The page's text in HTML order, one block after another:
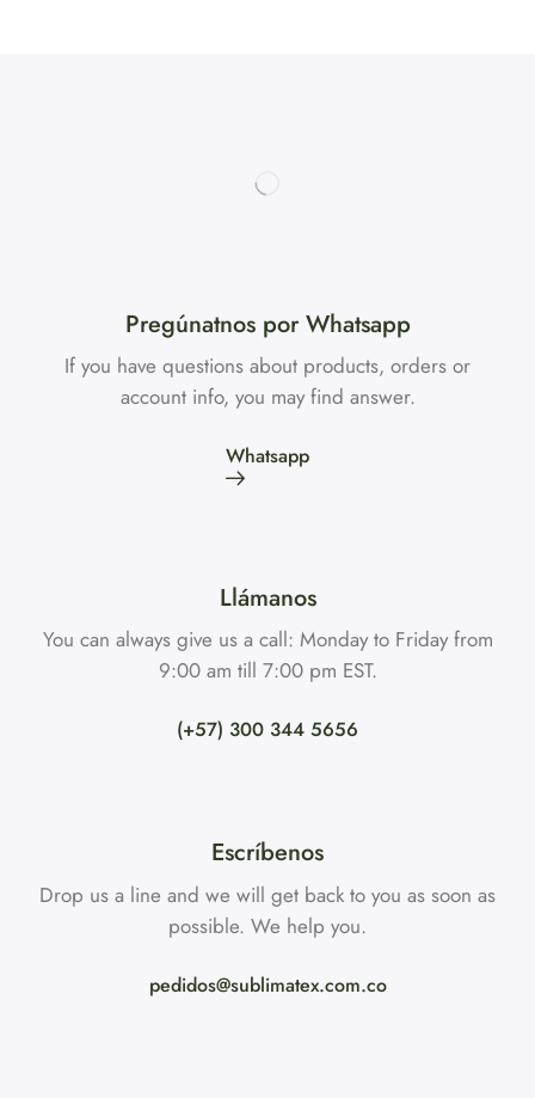
Pregúnatnos por Whatsapp
If you have questions about products, orders or
account info, you may find answer.
Whatsapp
Llámanos
You can always give us a call: Monday to Friday from
9:00 am till 7:00 pm EST.
(+57) 300 344 5656
Escríbenos
Drop us a line and we will get back to you as soon as
possible. We help you.
pedidos@sublimatex.com.co